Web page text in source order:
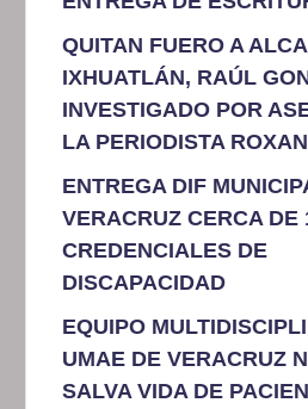
QUITAN FUERO A
IXHUATLÁN, RAÚL
INVESTIGADO POR
LA PERIODISTA
ENTREGA DIF
VERACRUZ CERCA DE
CREDENCIALES DE
DISCAPACIDAD
EQUIPO
UMAE DE VERACRUZ
SALVA VIDA DE